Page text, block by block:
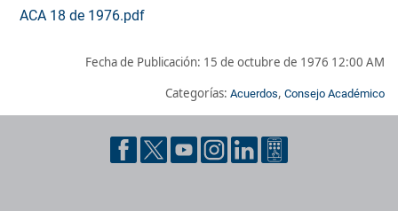
ACA 18 de 1976.pdf
Fecha de Publicación: 15 de octubre de 1976 12:00 AM
Categorías: Acuerdos, Consejo Académico
Pie de página con información de contacto, redes sociales y